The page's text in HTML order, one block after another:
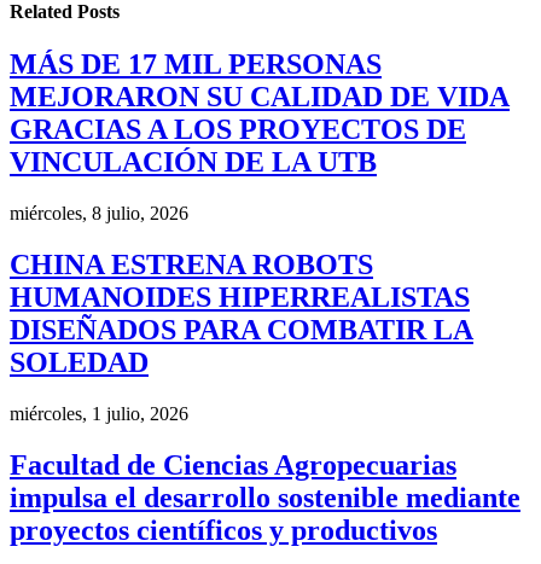
Related Posts
MÁS DE 17 MIL PERSONAS
MEJORARON SU CALIDAD DE VIDA
GRACIAS A LOS PROYECTOS DE
VINCULACIÓN DE LA UTB
miércoles, 8 julio, 2026
CHINA ESTRENA ROBOTS
HUMANOIDES HIPERREALISTAS
DISEÑADOS PARA COMBATIR LA
SOLEDAD
miércoles, 1 julio, 2026
Facultad de Ciencias Agropecuarias
impulsa el desarrollo sostenible mediante
proyectos científicos y productivos